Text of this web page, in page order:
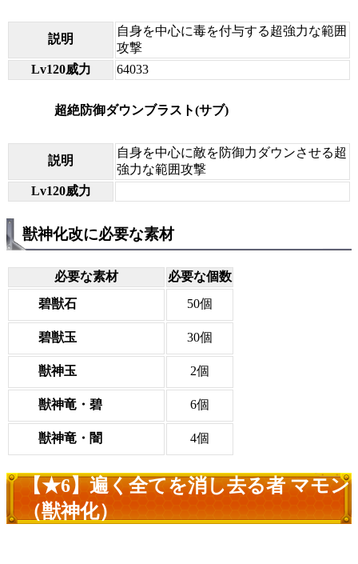
説明
自身を中心に毒を付与する超強力な範囲
攻撃
Lv120威力
64033
超絶防御ダウンブラスト(サブ)
説明
自身を中心に敵を防御力ダウンさせる超
強力な範囲攻撃
Lv120威力
獣神化改に必要な素材
必要な素材
必要な個数
碧獣石
50個
碧獣玉 30個
獣神玉 2個
獣神竜・碧 6個
獣神竜・闇 4個
【★6】遍く全てを消し去る者 マモン
（獣神化）